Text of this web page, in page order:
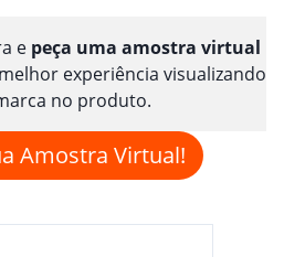
e peça uma amostra virtual
experiência visualizando
no produto.
Amostra Virtual!